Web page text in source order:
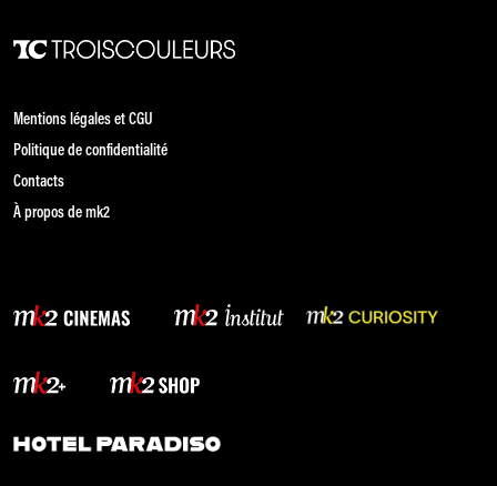
Mentions légales et CGU
Politique de confidentialité
Contacts
À propos de mk2